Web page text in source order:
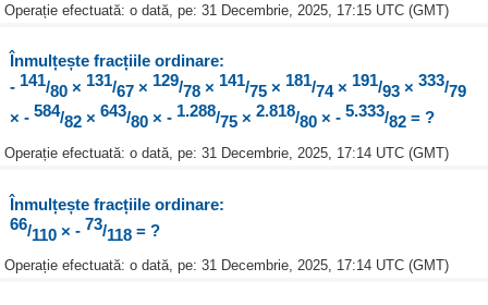
Operație efectuată: o dată, pe: 31 Decembrie, 2025, 17:15 UTC (GMT)
Înmulțește fracțiile ordinare:
- 141/80× 131/67× 129/78× 141/75× 181/74 × 191/93× 333/79
× - 584/82× 643/80× - 1.288/75× 2.818/80× - 5.333/82= ?
Operație efectuată: o dată, pe: 31 Decembrie, 2025, 17:14 UTC (GMT)
Înmulțește fracțiile ordinare:
66/110× - 73/118= ?
Operație efectuată: o dată, pe: 31 Decembrie, 2025, 17:14 UTC (GMT)